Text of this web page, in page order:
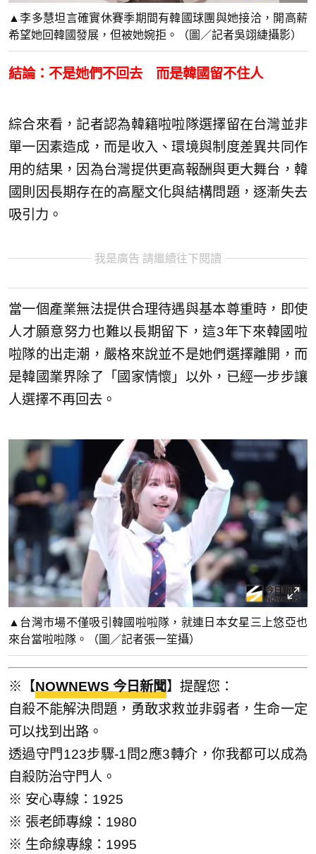
▲李多慧坦言確實休賽季期間有韓國球團與她接洽，開高薪
希望她回韓國發展，但被她婉拒。（圖／記者吳翊緁攝影）
結論：不是她們不回去 而是韓國留不住人
綜合來看，記者認為韓籍啦啦隊選擇留在台灣並非
單一因素造成，而是收入、環境與制度差異共同作
用的結果，因為台灣提供更高報酬與更大舞台，韓
國則因長期存在的高壓文化與結構問題，逐漸失去
吸引力。
我是廣告 請繼續往下閱讀
當一個產業無法提供合理待遇與基本尊重時，即使
人才願意努力也難以長期留下，這3年下來韓國啦
啦隊的出走潮，嚴格來說並不是她們選擇離開，而
是韓國業界除了「國家情懷」以外，已經一步步讓
人選擇不再回去。
▲台灣市場不僅吸引韓國啦啦隊，就連日本女星三上悠亞也
來台當啦啦隊。（圖／記者張一笙攝）
※【NOWNEWS 今日新聞】提醒您：
自殺不能解決問題，勇敢求救並非弱者，生命一定
可以找到出路。
透過守門123步驟-1問2應3轉介，你我都可以成為
自殺防治守門人。
※ 安心專線：1925
※ 張老師專線：1980
※ 生命線專線：1995